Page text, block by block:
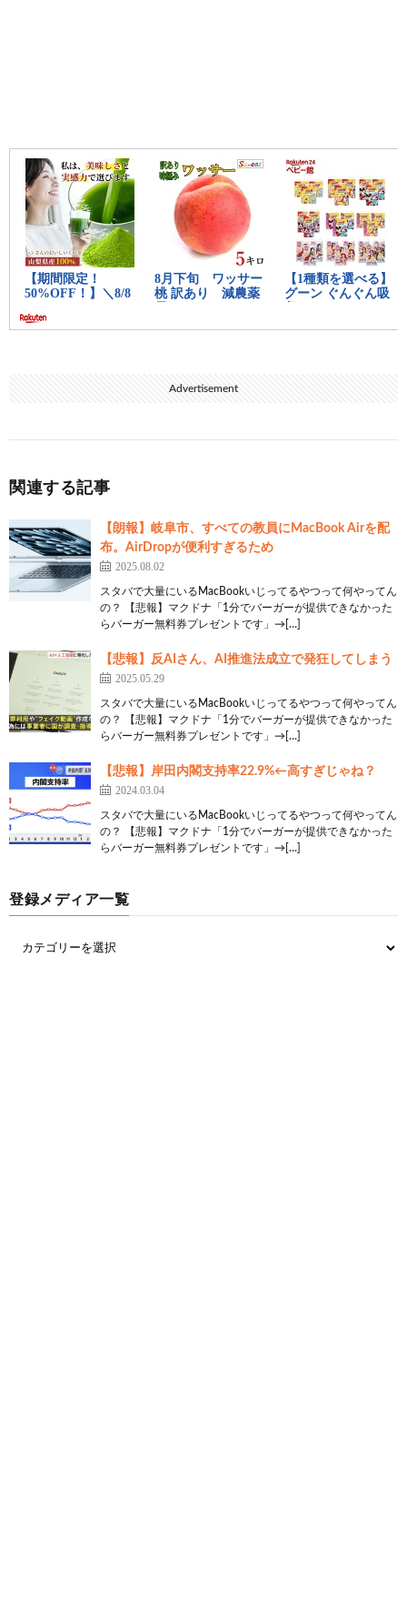
Advertisement
関連する記事
【朗報】岐阜市、すべての教員にMacBook Airを配
布。AirDropが便利すぎるため
2025.08.02
スタバで大量にいるMacBookいじってるやつって何やってん
の？ 【悲報】マクドナ「1分でバーガーが提供できなかった
らバーガー無料券プレゼントです」→[…]
【悲報】反AIさん、AI推進法成立で発狂してしまう
2025.05.29
スタバで大量にいるMacBookいじってるやつって何やってん
の？ 【悲報】マクドナ「1分でバーガーが提供できなかった
らバーガー無料券プレゼントです」→[…]
【悲報】岸田内閣支持率22.9%←高すぎじゃね？
2024.03.04
スタバで大量にいるMacBookいじってるやつって何やってん
の？ 【悲報】マクドナ「1分でバーガーが提供できなかった
らバーガー無料券プレゼントです」→[…]
登録メディア一覧